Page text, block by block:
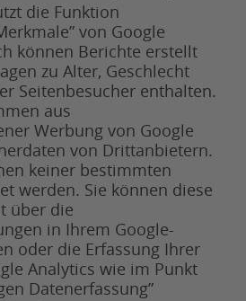
die Funktion
von Google
können Berichte erstellt
zu Alter, Geschlecht
Seitenbesucher enthalten.
aus
Werbung von Google
von Drittanbietern.
keiner bestimmten
werden. Sie können diese
über die
in Ihrem Google-
oder die Erfassung Ihrer
Analytics wie im Punkt
Datenerfassung”